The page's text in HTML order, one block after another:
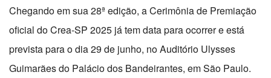
Chegando em sua 28ª edição, a Cerimônia de Premiação
oficial do Crea-SP 2025 já tem data para ocorrer e está
prevista para o dia 29 de junho, no Auditório Ulysses
Guimarães do Palácio dos Bandeirantes, em São Paulo.